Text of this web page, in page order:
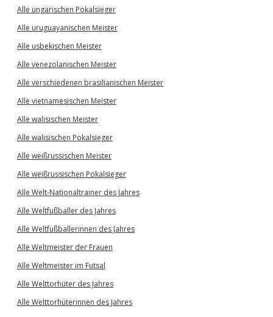
Alle ungarischen Pokalsieger
Alle uruguayanischen Meister
Alle usbekischen Meister
Alle venezolanischen Meister
Alle verschiedenen brasilianischen Meister
Alle vietnamesischen Meister
Alle walisischen Meister
Alle walisischen Pokalsieger
Alle weißrussischen Meister
Alle weißrussischen Pokalsieger
Alle Welt-Nationaltrainer des Jahres
Alle Weltfußballer des Jahres
Alle Weltfußballerinnen des Jahres
Alle Weltmeister der Frauen
Alle Weltmeister im Futsal
Alle Welttorhüter des Jahres
Alle Welttorhüterinnen des Jahres